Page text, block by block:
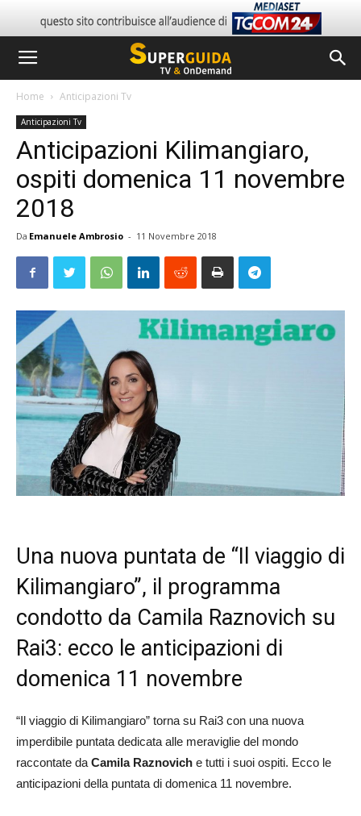
Home Anticipazioni Tv
Anticipazioni Tv
Anticipazioni Kilimangiaro,
ospiti domenica 11 novembre
2018
Da Emanuele Ambrosio - 11 Novembre 2018
Una nuova puntata de “Il viaggio di
Kilimangiaro”, il programma
condotto da Camila Raznovich su
Rai3: ecco le anticipazioni di
domenica 11 novembre
“Il viaggio di Kilimangiaro” torna su Rai3 con una nuova
imperdibile puntata dedicata alle meraviglie del mondo
raccontate da Camila Raznovich e tutti i suoi ospiti. Ecco le
anticipazioni della puntata di domenica 11 novembre.